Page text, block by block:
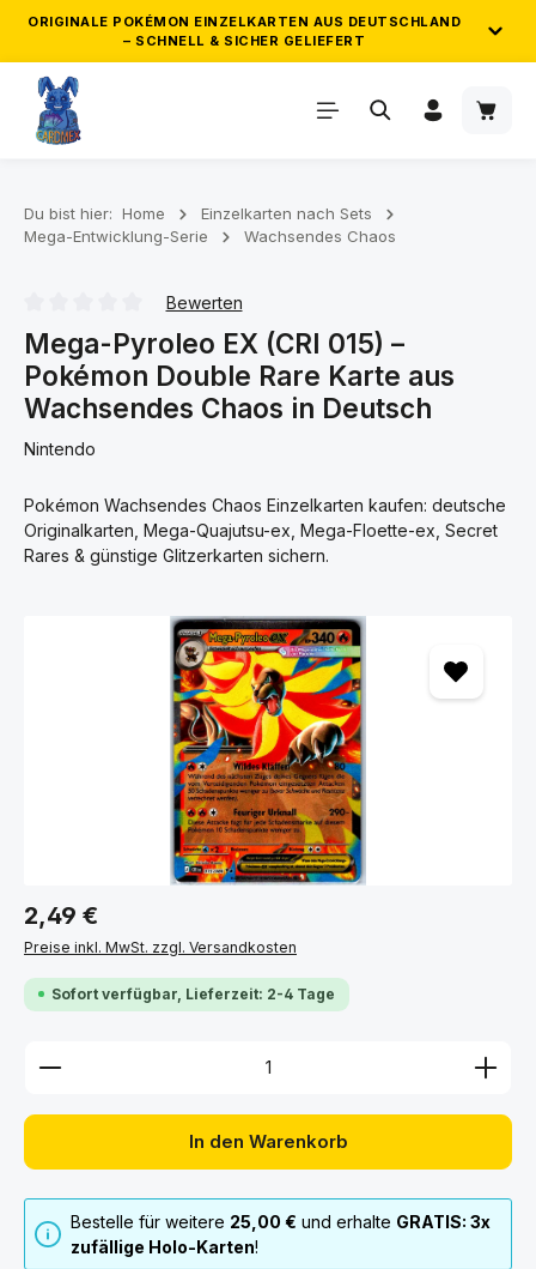
ORIGINALE POKÉMON EINZELKARTEN AUS DEUTSCHLAND
– SCHNELL & SICHER GELIEFERT
ZUVERLÄSSIGER VERSAND & GEPRÜFTE
QUALITÄT
Einzelkarten direkt aus Deutschland. Deine Bestellung wird
sorgfältig geprüft, sicher verpackt und zuverlässig
schnell und in einwandfreiem Zustand bei dir an.
GRATIS POKÉMON KARTEN AB 25€ &
50€
Sammle automatisch Gratis-Karten zu deiner Bestellung ab
POKÉMON EINZELKARTEN NACH SETS
Finde deine Wunschkarten schnell und übersichtlich nach
Set sortiert – von Karmesin & Purpur über 151 bis hin zu
beliebten Klassikern.
ALLE SETS ANSEHEN
Zum Hauptinhalt springen
Du bist hier: Home
Einzelkarten nach Sets
Mega-Entwicklung-Serie
Wachsendes Chaos
Durchschnittliche Bewertung von 0 von 5 Sternen
Bewerten
Mega-Pyroleo EX (CRI 015) –
Pokémon Double Rare Karte aus
Wachsendes Chaos in Deutsch
Nintendo
Pokémon Wachsendes Chaos Einzelkarten kaufen: deutsche
Originalkarten, Mega-Quajutsu-ex, Mega-Floette-ex, Secret
Rares & günstige Glitzerkarten sichern.
Bildergalerie überspringen
Regulärer Preis:
2,49 €
Preise inkl. MwSt. zzgl. Versandkosten
Sofort verfügbar, Lieferzeit: 2-4 Tage
Produkt Anzahl: Gib den gewünschten Wert ein
In den Warenkorb
Bestelle für weitere 25,00 € und erhalte GRATIS: 3x
zufällige Holo-Karten!